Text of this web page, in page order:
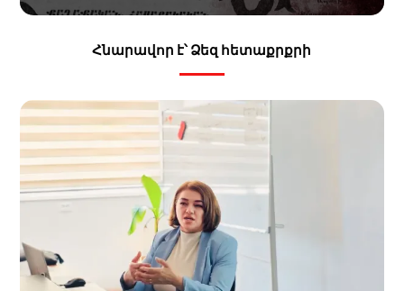
Հնարավոր է՝ Ձեզ հետաքրքրի